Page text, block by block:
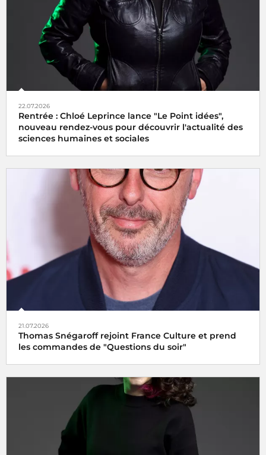
22.07.2026
Rentrée : Chloé Leprince lance "Le Point idées",
nouveau rendez-vous pour découvrir l'actualité des
sciences humaines et sociales
21.07.2026
Thomas Snégaroff rejoint France Culture et prend
les commandes de "Questions du soir"